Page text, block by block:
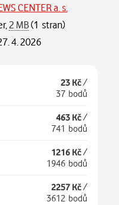
CENTER a. s.
2 MB(1 stran)
4. 2026
23 Kč/
37 bodů
463 Kč/
741 bodů
1216 Kč/
1946 bodů
2257 Kč/
3612 bodů